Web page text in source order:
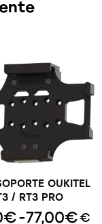
OUKITEL
/ RT3 PRO
€-77,00€€